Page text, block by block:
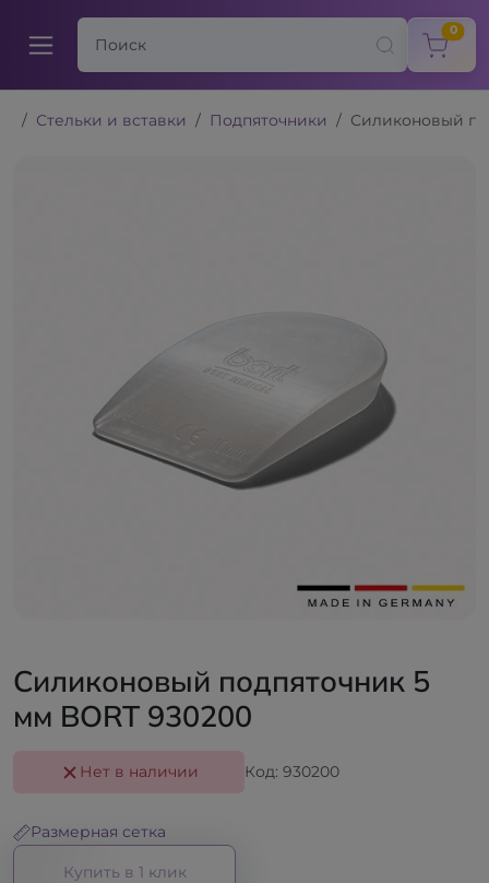
0
Стельки и вставки Подпяточники Силиконовый
Силиконовый подпяточник 5
мм BORT 930200
Нет в наличии Код: 930200
Размерная сетка
Купить в 1 клик